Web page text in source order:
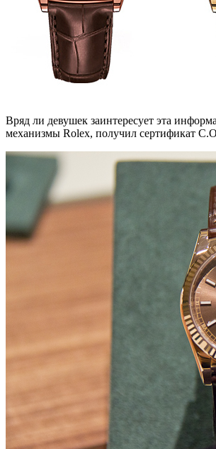
Вряд ли девушек заинтересует эта
механизмы Rolex, получил сертификат